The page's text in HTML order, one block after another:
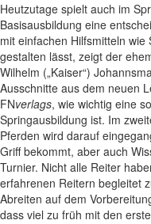
Heutzutage spielt auch im
Basisausbildung eine
mit einfachen Hilfsmitteln
gestalten lässt, zeigt der
Wilhelm („Kaiser“)
Ausschnitte aus dem neuen
FNverlags, wie wichtig eine
Springausbildung ist. Im
Pferden wird darauf
Griff bekommt, aber auch
Turnier. Nicht alle Reiter
erfahrenen Reitern begleitet
Abreiten auf dem
dass viel zu früh mit den